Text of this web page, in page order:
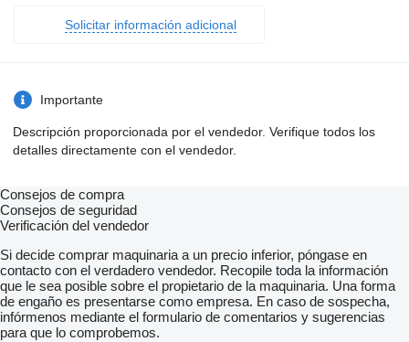
Solicitar información adicional
Importante
Descripción proporcionada por el vendedor. Verifique todos los
detalles directamente con el vendedor.
Consejos de compra
Consejos de seguridad
Verificación del vendedor
Si decide comprar maquinaria a un precio inferior, póngase en
contacto con el verdadero vendedor. Recopile toda la información
que le sea posible sobre el propietario de la maquinaria. Una forma
de engaño es presentarse como empresa. En caso de sospecha,
infórmenos mediante el formulario de comentarios y sugerencias
para que lo comprobemos.